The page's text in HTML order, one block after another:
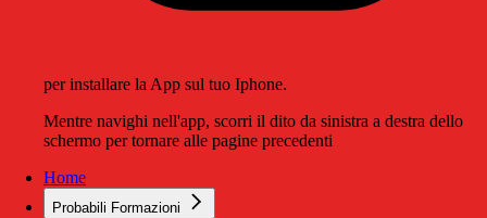
per installare la App sul tuo Iphone.
Mentre navighi nell'app, scorri il dito da sinistra a destra dello
schermo per tornare alle pagine precedenti
Home
Probabili Formazioni